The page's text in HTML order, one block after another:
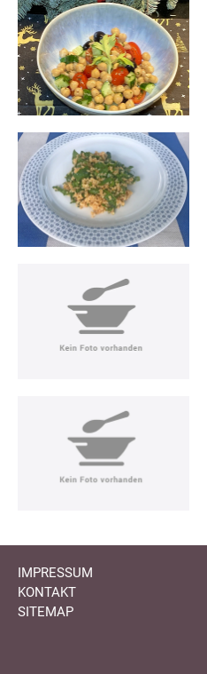
IMPRESSUM
KONTAKT
SITEMAP